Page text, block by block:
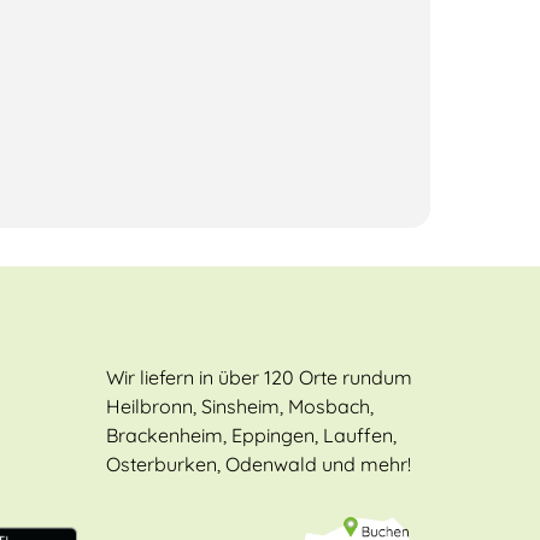
Wir liefern in über 120 Orte rundum
Heilbronn, Sinsheim, Mosbach,
Brackenheim, Eppingen, Lauffen,
Osterburken, Odenwald und mehr!